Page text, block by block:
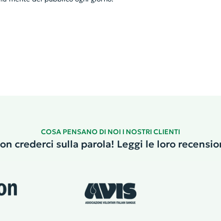
COSA PENSANO DI NOI I NOSTRI CLIENTI
crederci sulla parola! Leggi le loro